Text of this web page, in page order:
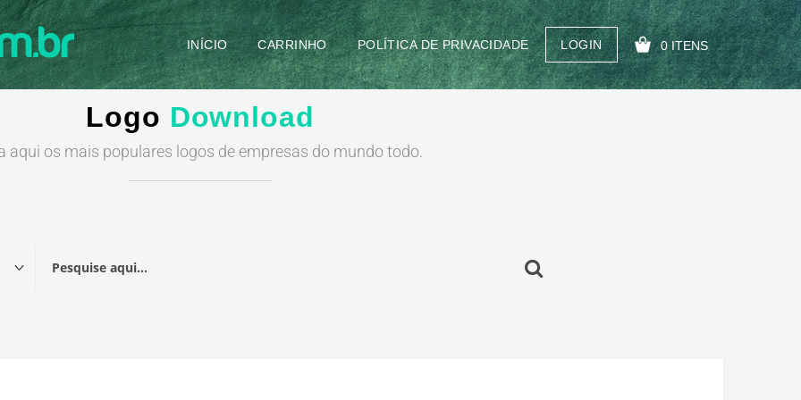
INÍCIO CARRINHO POLÍTICA DE PRIVACIDADE LOGIN 0 ITENS
Logo Download
aqui os mais populares logos de empresas do mundo todo.